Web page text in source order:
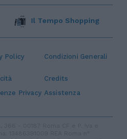
Policy Condizioni Generali
Credits
Privacy Assistenza
Il Tempo Shopping